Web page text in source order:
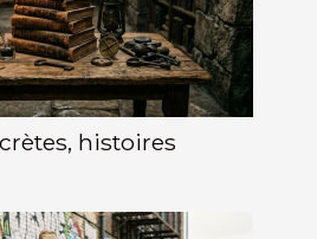
histoires